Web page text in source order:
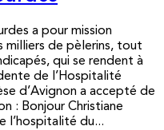
a pour mission
milliers de pèlerins, tout
qui se rendent à
de l’Hospitalité
d’Avignon a accepté de
: Bonjour Christiane
l’hospitalité du...